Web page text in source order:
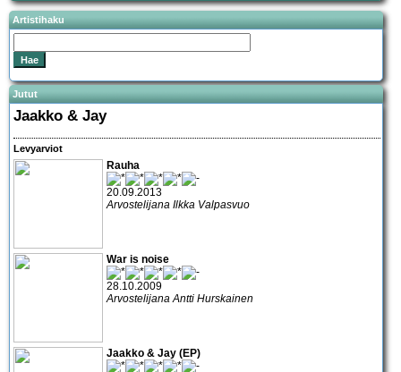
Artistihaku
Jutut
Jaakko & Jay
Levyarviot
Rauha
20.09.2013
Arvostelijana Ilkka Valpasvuo
War is noise
28.10.2009
Arvostelijana Antti Hurskainen
Jaakko & Jay (EP)